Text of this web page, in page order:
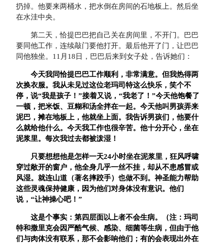
扔掉。他要来两桶水，把水倒在房间的石地板上。然后坐
在水洼中央。
第二天，恰提巴巴把自己关在房间里，不开门。巴巴
要同他工作，连续敲门要他打开。最后他开了门，让巴巴
同他独坐。11月18日，巴巴后来到女子处，告诉她们：
今天我同恰提巴巴工作顺利，非常满意。但我热得两
次换衣服。我从未见过这位老玛司特这么快乐，笑个不
停，说“我是孩子！”接着又说，“我老了！”今天他饱餐了
一顿，把米饭、豆糊和汤全拌在一起。今天他叫男孩弄来
泥巴，摊在地板上，他就坐上面。我告诉男孩们，他要什
么就给他什么。今天我工作也很辛苦。他十分开心，坐在
泥浆里。每次我过去都被泼湿！
只要想想他是怎样一天24小时坐在泥浆里，狂风呼啸
穿过敞开的窗户，他全身几乎一丝不挂，却从不患感冒或
风湿。就连山道（著名摔跤手）也做不到。神圣能力帮助
这些灵魂保持健康，因为他们对身体没有意识。他们
说，“让神操心吧！”
这是个事实：第四层面以上者不会生病。（注：玛司
特和撒里克会因严酷气候、感染、细菌等生病，但由于他
们与肉体没有联系，那不会影响他们；有的会表现出外在